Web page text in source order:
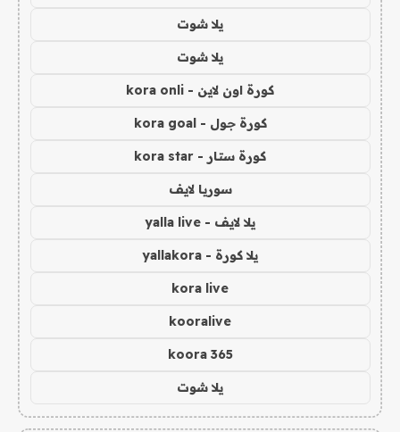
يلا شوت
يلا شوت
كورة اون لاين - kora onli
كورة جول - kora goal
كورة ستار - kora star
سوريا لايف
يلا لايف - yalla live
يلا كورة - yallakora
kora live
kooralive
koora 365
يلا شوت